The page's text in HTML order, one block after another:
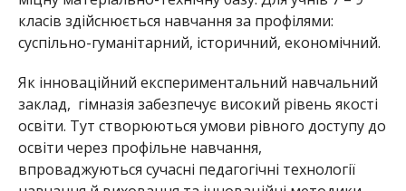
класів здійснюється навчання за профілями:
суспільно-гуманітарний, історичний, економічний.
Якінноваційний експериментальний навчальний
заклад, гімназія забезпечує високий рівень якості
освіти. Тут створюються умови рівного доступу до
освіти через профільне навчання,
впроваджуються сучасні педагогічні технології